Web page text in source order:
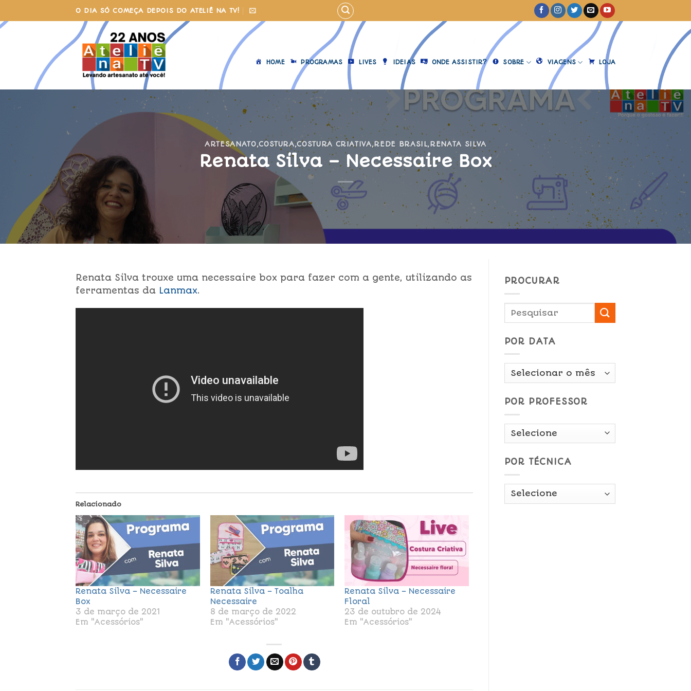
to
content
O DIA SÓ COMEÇA DEPOIS DO ATELIÊ NA TV!
HOME PROGRAMAS LIVES IDEIAS ONDE ASSISTIR? SOBRE VIAGENS LOJA
ARTESANATO,COSTURA,COSTURA CRIATIVA,REDE BRASIL,RENATA SILVA
Renata Silva – Necessaire Box
Renata Silva trouxe uma necessaire box para fazer com a gente, utilizando as
ferramentas da Lanmax.
Relacionado
Renata Silva – Necessaire
Box
3 de março de 2021
Em "Acessórios"
Renata Silva – Toalha
Necessaire
8 de março de 2022
Em "Acessórios"
Renata Silva – Necessaire
Floral
23 de outubro de 2024
Em "Acessórios"
PROCURAR
POR DATA
Por
POR PROFESSOR
POR TÉCNICA